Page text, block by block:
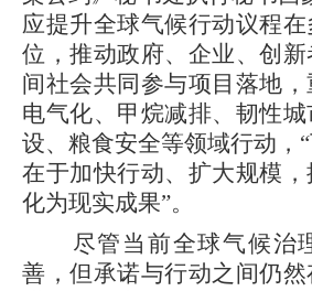
应提升全球气候行动议程
位，推动政府、企业、创
间社会共同参与项目落地
电气化、甲烷减排、韧性
设、粮食安全等领域行动，
在于加快行动、扩大规模
化为现实成果”。
尽管当前全球气候治
善，但承诺与行动之间仍然